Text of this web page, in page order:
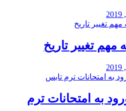
مهم تغییر تاریخ
به امتحانات ترم